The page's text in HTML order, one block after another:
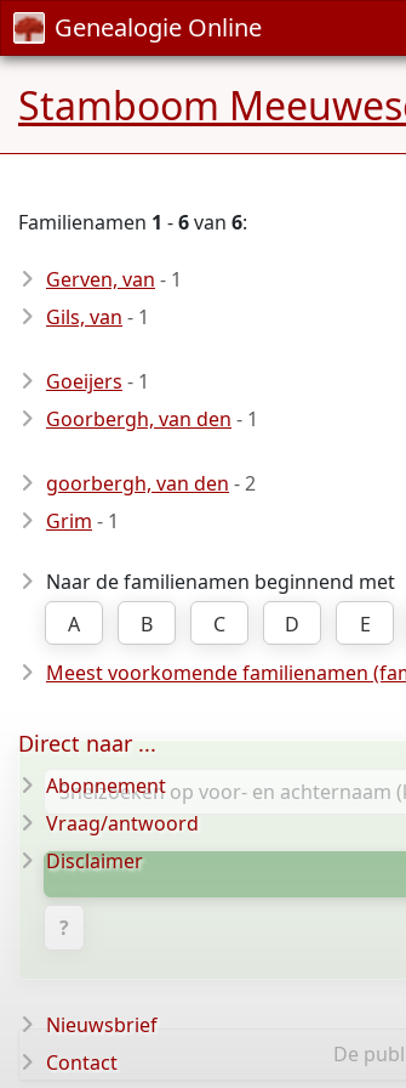
Genealogie Online
Stamboom
Familienamen 1 -6van 6:
Gerven, van - 1
Gils, van - 1
Goeijers - 1
Goorbergh, van den - 1
goorbergh, van den - 2
Grim - 1
Naar de familienamen beginnend met
A
B C D E
Meest voorkomende familienamen
?
De
Direct naar ...
Abonnement
Vraag/antwoord
Disclaimer
Nieuwsbrief
Contact